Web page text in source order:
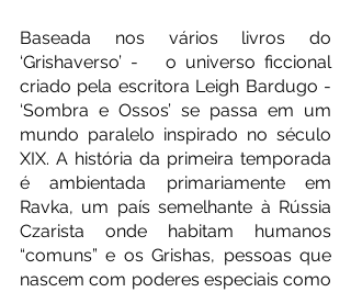
Baseada nos vários livros do
‘Grishaverso’ -   o universo ficcional
criado pela escritora Leigh Bardugo -
‘Sombra e Ossos’ se passa em um
mundo paralelo inspirado no século
XIX. A história da primeira temporada
é ambientada primariamente em
Ravka, um país semelhante à Rússia
Czarista onde habitam humanos
“comuns” e os Grishas, pessoas que
nascem com poderes especiais como